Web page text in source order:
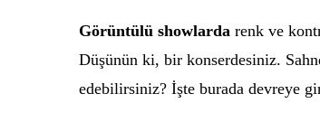
Görüntülü showlarda renk ve
Düşünün ki, bir konserdesiniz.
edebilirsiniz? İşte burada devreye